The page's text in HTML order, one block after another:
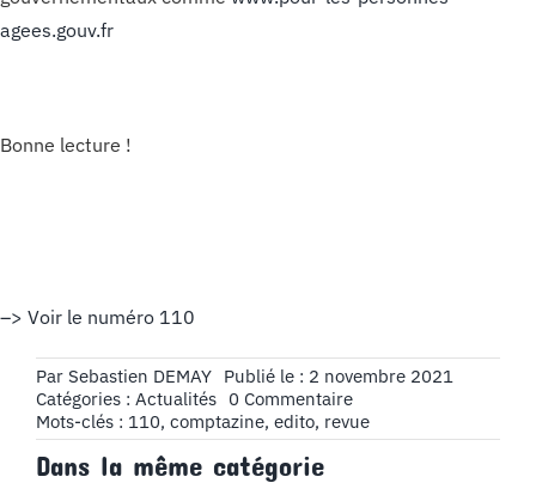
agees.gouv.fr
Bonne lecture !
–> Voir le numéro 110
Par Sebastien DEMAY Publié le : 2 novembre 2021
Catégories : Actualités 0 Commentaireon
Édito
n°110
Mots-clés : 110, comptazine, edito, revue
Dans la même catégorie